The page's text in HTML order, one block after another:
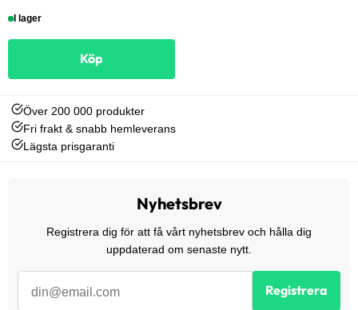
I lager
Köp
Över 200 000 produkter
Fri frakt & snabb hemleverans
Lägsta prisgaranti
Nyhetsbrev
Registrera dig för att få vårt nyhetsbrev och hålla dig
uppdaterad om senaste nytt.
Registrera